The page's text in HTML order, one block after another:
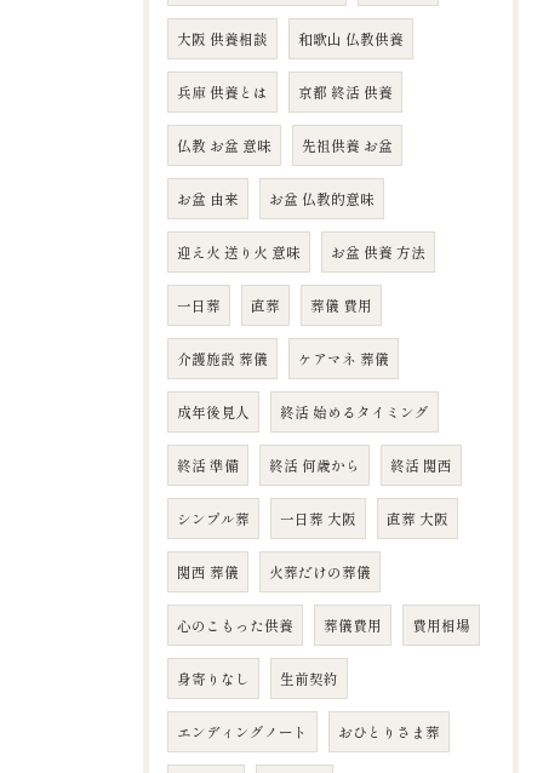
大阪 供養相談 和歌山 仏教供養
兵庫 供養とは 京都 終活 供養
仏教 お盆 意味 先祖供養 お盆
お盆 由来 お盆 仏教的意味
迎え火 送り火 意味 お盆 供養 方法
一日葬 直葬 葬儀 費用
介護施設 葬儀 ケアマネ 葬儀
成年後見人 終活 始めるタイミング
終活 準備 終活 何歳から 終活 関西
シンプル葬 一日葬 大阪 直葬 大阪
関西 葬儀 火葬だけの葬儀
心のこもった供養 葬儀費用 費用相場
身寄りなし 生前契約
エンディングノート おひとりさま葬